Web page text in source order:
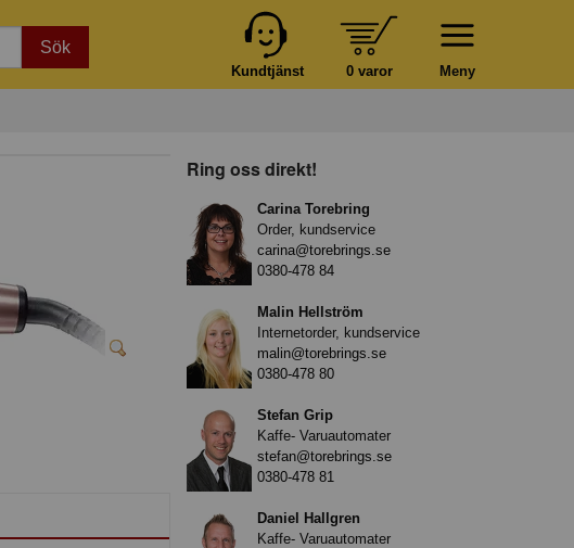
Sök
Meny
0 varor
Kundtjänst
Ring oss direkt!
Carina Torebring
Order, kundservice
carina@torebrings.se
0380-478 84
Malin Hellström
Internetorder, kundservice
malin@torebrings.se
0380-478 80
Stefan Grip
Kaffe- Varuautomater
stefan@torebrings.se
0380-478 81
Daniel Hallgren
Kaffe- Varuautomater